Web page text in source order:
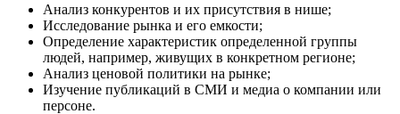
Анализ конкурентов и их присутствия в нише;
Исследование рынка и его емкости;
Определение характеристик определенной группы
людей, например, живущих в конкретном регионе;
Анализ ценовой политики на рынке;
Изучение публикаций в СМИ и медиа о компании или
персоне.